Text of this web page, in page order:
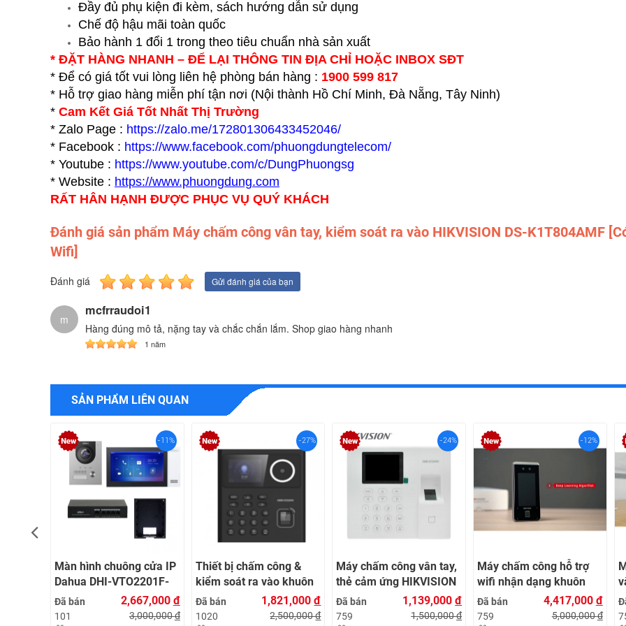
Đầy đủ phụ kiện đi kèm, sách hướng dẫn sử dụng
Chế độ hậu mãi toàn quốc
Bảo hành 1 đổi 1 trong theo tiêu chuẩn nhà sản xuất
* ĐẶT HÀNG NHANH – ĐỂ LẠI THÔNG TIN ĐỊA CHỈ HOẶC INBOX SĐT
* Để có giá tốt vui lòng liên hệ phòng bán hàng : 1900 599 817
* Hỗ trợ giao hàng miễn phí tận nơi (Nội thành Hồ Chí Minh, Đà Nẵng, Tây Ninh)
* Cam Kết Giá Tốt Nhất Thị Trường
* Zalo Page : https://zalo.me/172801306433452046/
* Facebook : https://www.facebook.com/phuongdungtelecom/
* Youtube : https://www.youtube.com/c/DungPhuongsg
* Website : https://www.phuongdung.com
RẤT HÂN HẠNH ĐƯỢC PHỤC VỤ QUÝ KHÁCH
Đánh giá sản phẩm Máy chấm công vân tay, kiểm soát ra vào HIKVISION DS-K1T804AMF
Wifi]
Đánh giá Gửi đánh giá của bạn
m
mcfrraudoi1
Hàng đúng mô tả, nặng tay và chắc chắn lắm. Shop giao hàng nhanh
1 năm
SẢN PHẨM LIÊN QUAN
-11%
Màn hình chuông cửa IP
Dahua DHI-VTO2201F-
P-N
Đã bán
101
2,667,000 đ
3,000,000đ
-27%
Thiết bị chấm công &
kiểm soát ra vào khuôn
mặt/vân tay/thẻ
Hikvision DS-
Đã bán
1020
1,821,000đ
2,500,000đ
-24%
Máy chấm công vân tay,
thẻ cảm ứng HIKVISION
DS-K1A8503MF
Đã bán
759
1,139,000đ
1,500,000đ
-12%
Máy chấm công hỗ trợ
wifi nhận dạng khuôn
mặt Hikvision DS-
K1T341CMFW kiểm soát
Đã bán
759
4,417,000 đ
5,000,000đ